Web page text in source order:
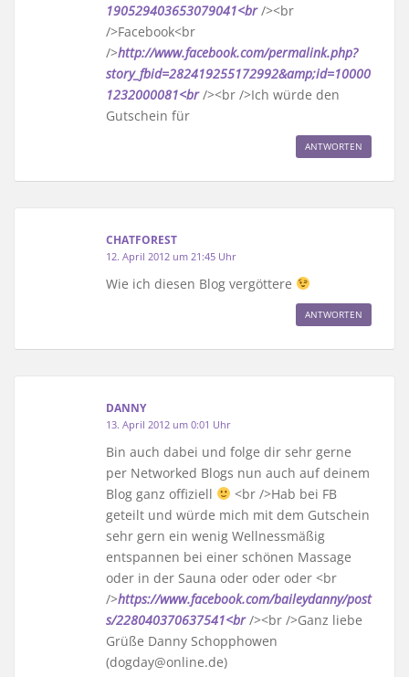
190529403653079041<br/><br
/>Facebook<br
/>http://www.facebook.com/permalink.php?
story_fbid=282419255172992&amp;id=10000
1232000081<br/><br />Ich würde den
Gutschein für
ANTWORTEN
CHATFOREST
12. April 2012 um 21:45 Uhr
Wie ich diesen Blog vergöttere
ANTWORTEN
DANNY
13. April 2012 um 0:01 Uhr
Bin auch dabei und folge dir sehr gerne
per Networked Blogs nun auch auf deinem
Blog ganz offiziell
<br />Hab bei FB
geteilt und würde mich mit dem Gutschein
sehr gern ein wenig Wellnessmäßig
entspannen bei einer schönen Massage
oder in der Sauna oder oder oder <br
/>https://www.facebook.com/baileydanny/post
s/228040370637541<br/><br />Ganz liebe
Grüße Danny Schopphowen
(dogday@online.de)